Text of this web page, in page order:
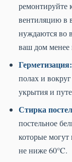
ремонтируйте
вентиляцию в
нуждаются во
ваш дом менее
Герметизация:
полах и
укрытия и
Стирка
постельное
которые могут
не ниже 60°C.